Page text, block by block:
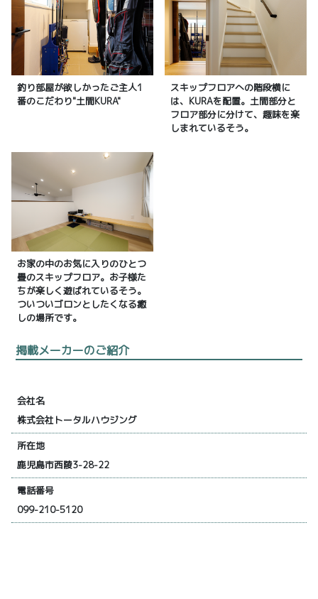
釣り部屋が欲しかったご主人1
番のこだわり"土間KURA"
スキップフロアへの階段横に
は、KURAを配置。土間部分と
フロア部分に分けて、趣味を楽
しまれているそう。
お家の中のお気に入りのひとつ
畳のスキップフロア。お子様た
ちが楽しく遊ばれているそう。
ついついゴロンとしたくなる癒
しの場所です。
掲載メーカーのご紹介
会社名
株式会社トータルハウジング
所在地
鹿児島市西陵3-28-22
電話番号
099-210-5120